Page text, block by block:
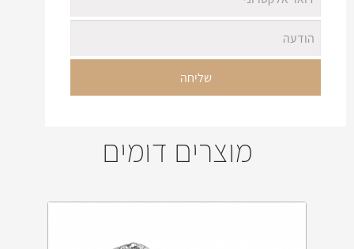
מוצרים דומים